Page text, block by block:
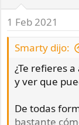
o
n
s
1 Feb 2021
Smarty dijo:
¿Te refieres
y ver que
De todas
bastante